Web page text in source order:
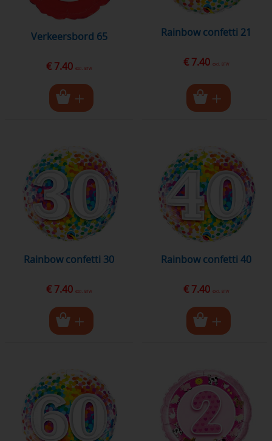
Verkeersbord 65
€ 7.40 excl. BTW
rainbow confetti 21
€ 7.40 excl. BTW
rainbow confetti 30
€ 7.40 excl. BTW
Rainbow confetti 40
€ 7.40 excl. BTW